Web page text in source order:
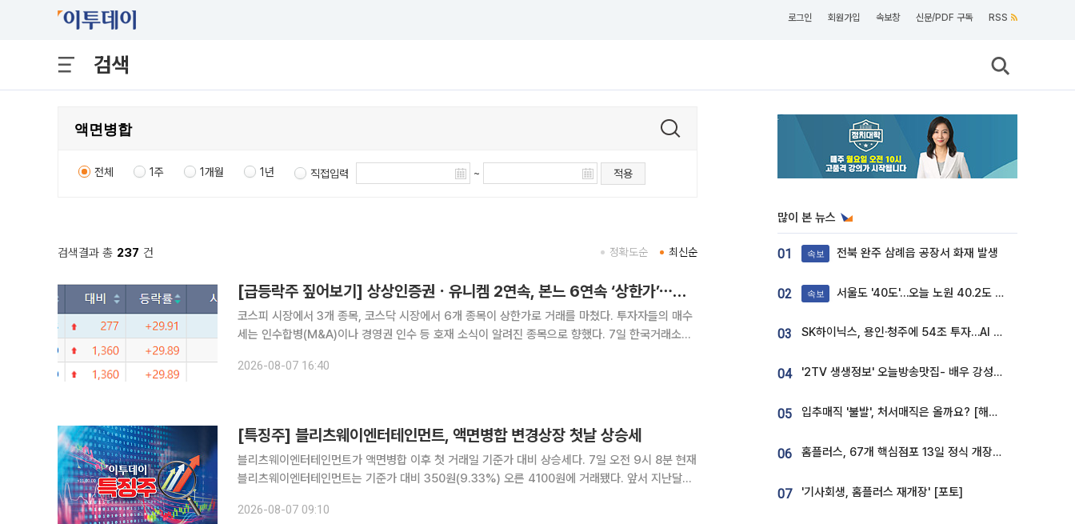
로그인 회원가입 속보창 신문/PDF 구독 RSS
검색
전체 1주 1개월 1년 직접입력 ~ 적용
검색결과 총 237 건 최신순
정확도순
[급등락주 짚어보기] 상상인증권ㆍ유니켐 2연속, 본느 6연속 ‘상한가’⋯M&A 훈풍 분 증시
코스피 시장에서 3개 종목, 코스닥 시장에서 6개 종목이 상한가로 거래를 마쳤다. 투자자들의 매수
세는 인수합병(M&A)이나 경영권 인수 등 호재 소식이 알려진 종목으로 향했다. 7일 한국거래소에
상상인증권(1203원)은 2거래일 연속 상한가를 기록했다.
2026-08-07 16:40
[특징주] 블리츠웨이엔터테인먼트, 액면병합 변경상장 첫날 상승세
블리츠웨이엔터테인먼트가 액면병합 이후 첫 거래일 기준가 대비 상승세다. 7일 오전 9시 8분 현재
블리츠웨이엔터테인먼트는 기준가 대비 350원(9.33%) 오른 4100원에 거래됐다. 앞서 지난달
가 정지됐다. 거래 재개 기준가는 직전 종가인 750원을 기
2026-08-07 09:10
많이 본 뉴스
01 속보 전북 완주 삼례읍 공장서 화재 발생
02 속보 서울도 '40도'…오늘 노원 40.2도 기록
03 SK하이닉스, 용인·청주에 54조 투자…AI 메모리 생산기지 키운다
04 '2TV 생생정보' 오늘방송맛집- 배우 강성진 단골! 쌀국수ㆍ푸팟퐁 커리 맛집 '블○○○'
05 입추매직 '불발', 처서매직은 올까요? [해시태그]
06 홈플러스, 67개 핵심점포 13일 정식 개장…영업 재개 속도
07 '기사회생, 홈플러스 재개장' [포토]